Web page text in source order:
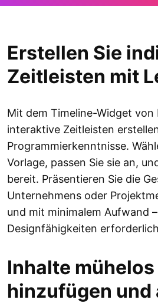
Erstellen Sie
Zeitleisten mit
Mit dem Timeline-Widget von
interaktive Zeitleisten
Programmierkenntnisse.
Vorlage, passen Sie sie an,
bereit. Präsentieren Sie die
Unternehmens oder
und mit minimalem Aufwand
Designfähigkeiten
Inhalte mühelos
hinzufügen und